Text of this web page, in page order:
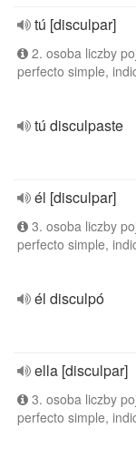
tú [disculpar]
2. osoba liczby
perfecto simple,
tú disculpaste
él [disculpar]
3. osoba liczby
perfecto simple,
él disculpó
ella [disculpar]
3. osoba liczby
perfecto simple,